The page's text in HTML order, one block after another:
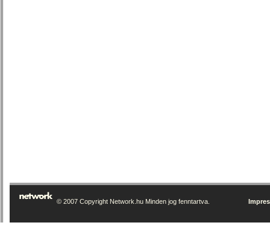
© 2007 Copyright Network.hu Minden jog fenntartva.